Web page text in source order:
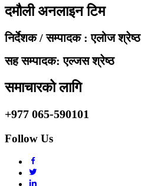
दमौली अनलाइन टिम
निर्देशक / सम्पादक : एलोज श्रेष्ठ
सह सम्पादक: एल्जस श्रेष्ठ
समाचारको लागि
+977 065-590101
Follow Us